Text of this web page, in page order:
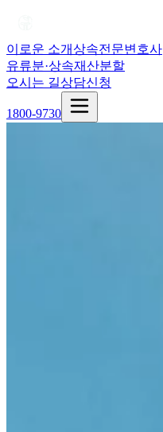
이로운 소개상속전문변호사
유류분·상속재산분할
오시는 길상담신청
1800-9730